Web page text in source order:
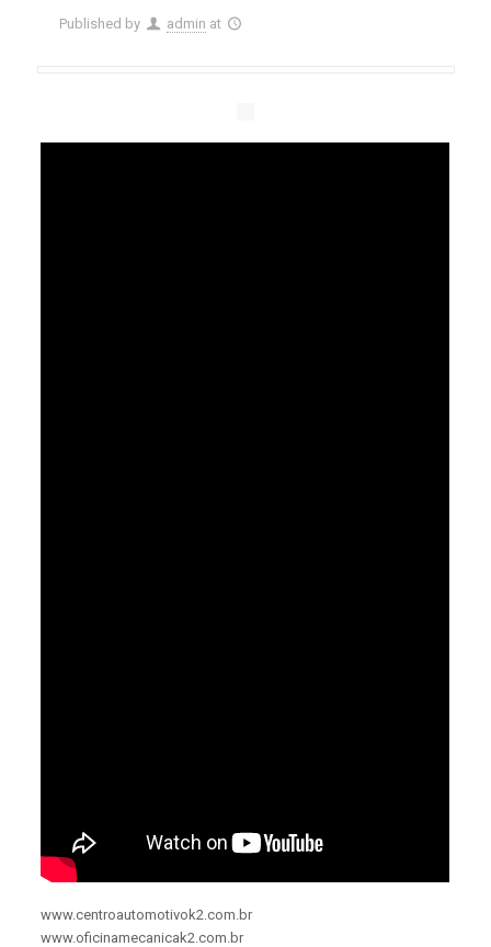
Published by admin at
www.centroautomotivok2.com.br
www.oficinamecanicak2.com.br